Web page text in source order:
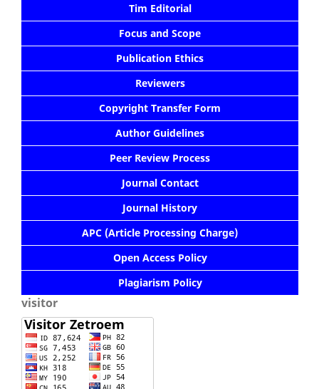
Tim Editorial
Focus and Scope
Publication Ethics
Reviewers
Copyright Transfer Form
Author Guidelines
Peer Review Process
Journal Contact
Journal History
APC (Article Processing Charge)
Open Access Policy
Plagiarism Policy
visitor